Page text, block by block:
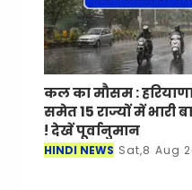
कल का मौसम :
समेत 15 राज्यों में भारी
! देखें पूर्वानुमान
HINDI NEWS Sat,8 Aug